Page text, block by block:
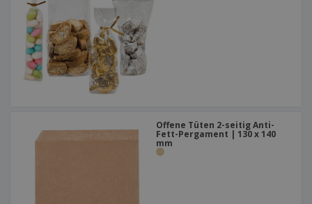
Offene Tüten 2-seitig Anti-
Fett-Pergament | 130 x 140
mm